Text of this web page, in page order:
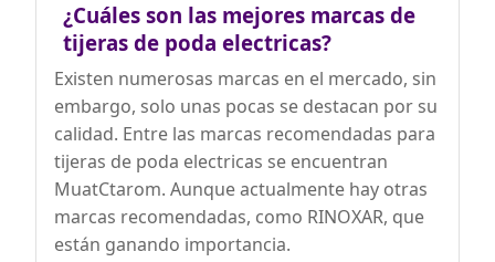
🔥【Gatillo Inteligente Mejorado y
Bloqueo de Seguridad】 Al encender el
dispositivo, pulsa dos veces el gatillo
para activar la podadora y comenzar a
trabajar al instante! La función de
seguridad detiene la operación tras 1
minuto de inactividad para evitar
accidentes y ahorrar batería. Fácil de
usar, inteligente y eficaz.
🔥【Regalo Maravilloso y Herramientas
Imprescindibles】El kit MuatCtarom
incluye: 2 destornilladores pequeños, 1
¿Cuáles son las mejores marcas de
tijeras de poda electricas?
Existen numerosas marcas en el mercado, sin
embargo, solo unas pocas se destacan por su
calidad. Entre las marcas recomendadas para
tijeras de poda electricas se encuentran
MuatCtarom. Aunque actualmente hay otras
marcas recomendadas, como RINOXAR, que
están ganando importancia.